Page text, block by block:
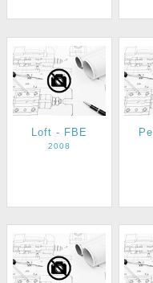
Loft - FBE
2008